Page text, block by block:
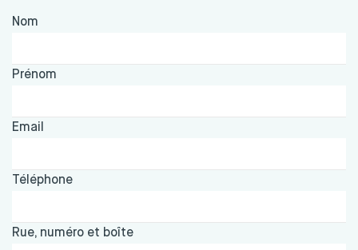
Nom
Prénom
Email
Téléphone
Rue, numéro et boîte